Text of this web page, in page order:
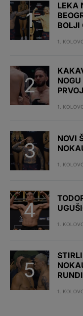
LEKA
BOLJI
1.
1.
NOVI
1.
1.
RUNDI
1.